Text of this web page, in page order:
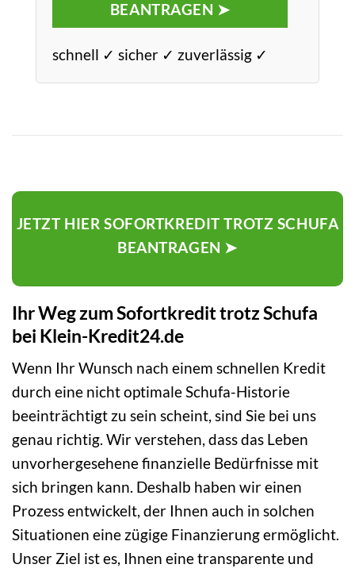
BEANTRAGEN ➤
schnell ✓ sicher ✓ zuverlässig ✓
JETZT HIER SOFORTKREDIT TROTZ SCHUFA
BEANTRAGEN ➤
Ihr Weg zum Sofortkredit trotz Schufa
bei Klein-Kredit24.de
Wenn Ihr Wunsch nach einem schnellen Kredit
durch eine nicht optimale Schufa-Historie
beeinträchtigt zu sein scheint, sind Sie bei uns
genau richtig. Wir verstehen, dass das Leben
unvorhergesehene finanzielle Bedürfnisse mit
sich bringen kann. Deshalb haben wir einen
Prozess entwickelt, der Ihnen auch in solchen
Situationen eine zügige Finanzierung ermöglicht.
Unser Ziel ist es, Ihnen eine transparente und